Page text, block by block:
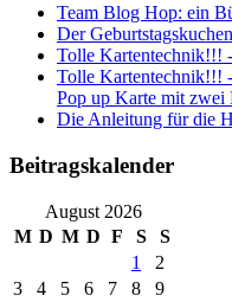
Team Blog Hop: ein
Der
Tolle Kartentechnik!!!
Tolle Kartentechnik!!!
Pop up Karte mit zwei
Die Anleitung für die
Beitragskalender
August 2026
M D M D F S
S
1
2
3
4 5 6 7 8
9